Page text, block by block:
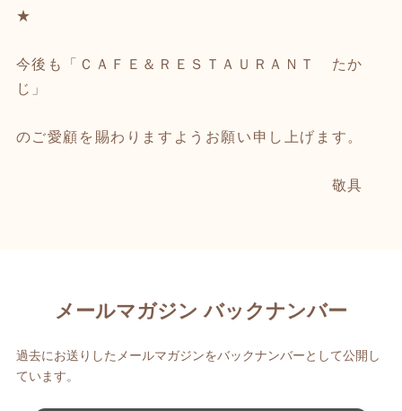
★
今後も「ＣＡＦＥ＆ＲＥＳＴＡＵＲＡＮＴ たか
じ」
のご愛顧を賜わりますようお願い申し上げます。
敬具
メールマガジン バックナンバー
過去にお送りしたメールマガジンをバックナンバーとして公開し
ています。